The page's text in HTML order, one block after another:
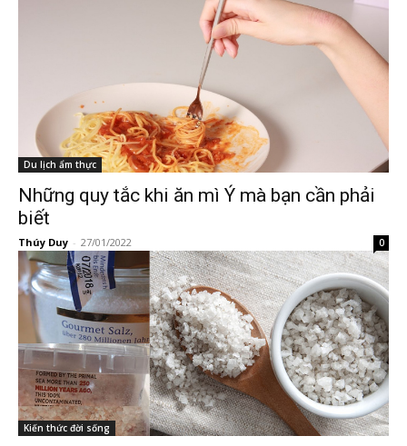
Du lịch ẩm thực
Những quy tắc khi ăn mì Ý mà bạn cần phải
biết
Thúy Duy - 27/01/2022 0
Kiến thức đời sống